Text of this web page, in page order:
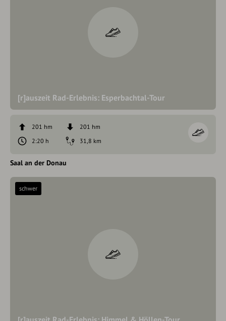
[r]auszeit Rad-Erlebnis: Esperbachtal-Tour
201 hm
201 hm
2:20 h
31,8 km
Saal an der Donau
schwer